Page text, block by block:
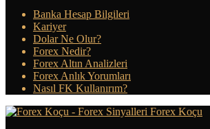
Banka Hesap Bilgileri
Kariyer
Dolar Ne Olur?
Forex Nedir?
Forex Altın Analizleri
Forex Anlık Yorumları
Nasıl FK Kullanırım?
Forex Koçu